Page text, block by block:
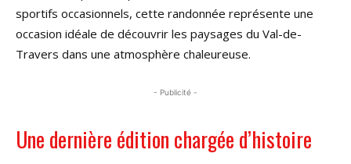
sportifs occasionnels, cette randonnée représente une
occasion idéale de découvrir les paysages du Val-de-
Travers dans une atmosphère chaleureuse.
- Publicité -
Une dernière édition chargée d’histoire